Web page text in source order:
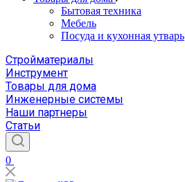
Бытовая техника
Мебель
Посуда и кухонная утварь
Стройматериалы
Инструмент
Товары для дома
Инженерные системы
Наши партнеры
Статьи
0